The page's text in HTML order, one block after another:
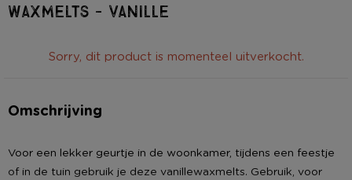
Waxmelts - vanille
Sorry, dit product is momenteel uitverkocht.
Omschrijving
Voor een lekker geurtje in de woonkamer, tijdens een feestje
of in de tuin gebruik je deze vanillewaxmelts. Gebruik, voor